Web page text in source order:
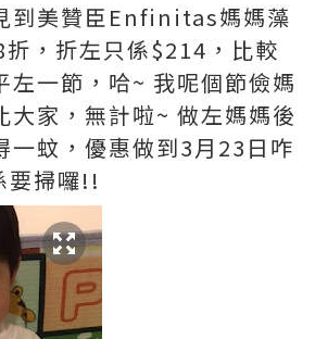
到美贊臣Enfinitas媽媽藻
，折左只係$214，比較
左一節，哈~ 我呢個節儉媽
大家，無計啦~ 做左媽媽後
一蚊，優惠做到3月23日咋
要掃囉!!